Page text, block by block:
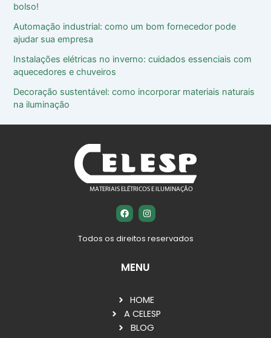
bolso!
Automação industrial: como um bom fornecedor pode
ajudar sua empresa
Instalações elétricas no inverno: cuidados essenciais com
aquecedores e chuveiros
Decoração sustentável: como incorporar materiais naturais
na iluminação
F
a
c
b
k
I
n
s
a
a
Todos os direitos reservados
MENU
HOME
A CELESP
BLOG